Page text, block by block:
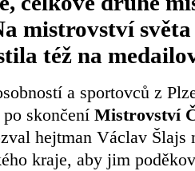
mistrovství
též na
a sportovců z
skončení Mistrovství
hejtman Václav Šlajs
kraje, aby jim